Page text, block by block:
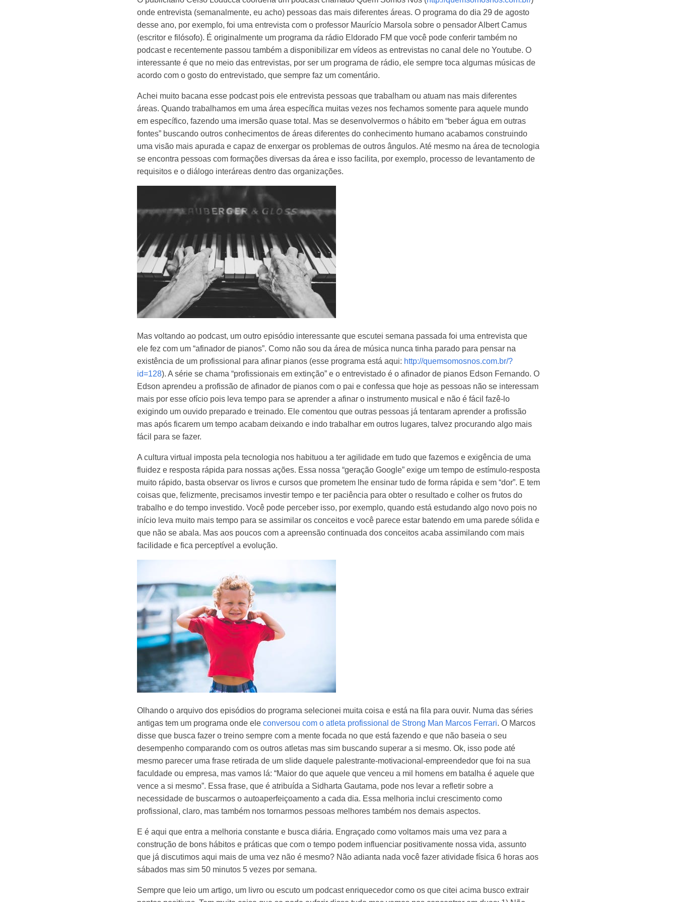
onde entrevista (semanalmente, eu acho) pessoas das mais diferentes áreas. O programa do dia 29 de agosto
desse ano, por exemplo, foi uma entrevista com o professor Maurício Marsola sobre o pensador Albert Camus
(escritor e filósofo). É originalmente um programa da rádio Eldorado FM que você pode conferir também no
podcast e recentemente passou também a disponibilizar em vídeos as entrevistas no canal dele no Youtube. O
interessante é que no meio das entrevistas, por ser um programa de rádio, ele sempre toca algumas músicas de
acordo com o gosto do entrevistado, que sempre faz um comentário.
Achei muito bacana esse podcast pois ele entrevista pessoas que trabalham ou atuam nas mais diferentes
áreas. Quando trabalhamos em uma área específica muitas vezes nos fechamos somente para aquele mundo
em específico, fazendo uma imersão quase total. Mas se desenvolvermos o hábito em “beber água em outras
fontes” buscando outros conhecimentos de áreas diferentes do conhecimento humano acabamos construindo
uma visão mais apurada e capaz de enxergar os problemas de outros ângulos. Até mesmo na área de tecnologia
se encontra pessoas com formações diversas da área e isso facilita, por exemplo, processo de levantamento de
requisitos e o diálogo interáreas dentro das organizações.
Mas voltando ao podcast, um outro episódio interessante que escutei semana passada foi uma entrevista que
ele fez com um “afinador de pianos”. Como não sou da área de música nunca tinha parado para pensar na
existência de um profissional para afinar pianos (esse programa está aqui: http://quemsomosnos.com.br/?
id=128). A série se chama “profissionais em extinção” e o entrevistado é o afinador de pianos Edson Fernando. O
Edson aprendeu a profissão de afinador de pianos com o pai e confessa que hoje as pessoas não se interessam
mais por esse ofício pois leva tempo para se aprender a afinar o instrumento musical e não é fácil fazê-lo
exigindo um ouvido preparado e treinado. Ele comentou que outras pessoas já tentaram aprender a profissão
mas após ficarem um tempo acabam deixando e indo trabalhar em outros lugares, talvez procurando algo mais
fácil para se fazer.
A cultura virtual imposta pela tecnologia nos habituou a ter agilidade em tudo que fazemos e exigência de uma
fluidez e resposta rápida para nossas ações. Essa nossa “geração Google” exige um tempo de estímulo-resposta
muito rápido, basta observar os livros e cursos que prometem lhe ensinar tudo de forma rápida e sem “dor”. E tem
coisas que, felizmente, precisamos investir tempo e ter paciência para obter o resultado e colher os frutos do
trabalho e do tempo investido. Você pode perceber isso, por exemplo, quando está estudando algo novo pois no
início leva muito mais tempo para se assimilar os conceitos e você parece estar batendo em uma parede sólida e
que não se abala. Mas aos poucos com a apreensão continuada dos conceitos acaba assimilando com mais
facilidade e fica perceptível a evolução.
Olhando o arquivo dos episódios do programa selecionei muita coisa e está na fila para ouvir. Numa das séries
antigas tem um programa onde ele conversou com o atleta profissional de Strong Man Marcos Ferrari. O Marcos
disse que busca fazer o treino sempre com a mente focada no que está fazendo e que não baseia o seu
desempenho comparando com os outros atletas mas sim buscando superar a si mesmo. Ok, isso pode até
mesmo parecer uma frase retirada de um slide daquele palestrante-motivacional-empreendedor que foi na sua
faculdade ou empresa, mas vamos lá: “Maior do que aquele que venceu a mil homens em batalha é aquele que
vence a si mesmo”. Essa frase, que é atribuída a Sidharta Gautama, pode nos levar a refletir sobre a
necessidade de buscarmos o autoaperfeiçoamento a cada dia. Essa melhoria inclui crescimento como
profissional, claro, mas também nos tornarmos pessoas melhores também nos demais aspectos.
E é aqui que entra a melhoria constante e busca diária. Engraçado como voltamos mais uma vez para a
construção de bons hábitos e práticas que com o tempo podem influenciar positivamente nossa vida, assunto
que já discutimos aqui mais de uma vez não é mesmo? Não adianta nada você fazer atividade física 6 horas aos
sábados mas sim 50 minutos 5 vezes por semana.
Sempre que leio um artigo, um livro ou escuto um podcast enriquecedor como os que citei acima busco extrair